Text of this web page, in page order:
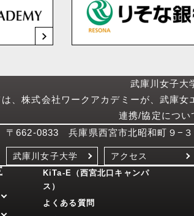
武庫川女子大
、株式会社ワークアカデミーが、武庫
連携/協定につい
〒662-0833 兵庫県西宮市北昭和町９−３
武庫川女子大学 アクセス
KiTa-E（西宮北口キャンパ
ス）
よくある質問